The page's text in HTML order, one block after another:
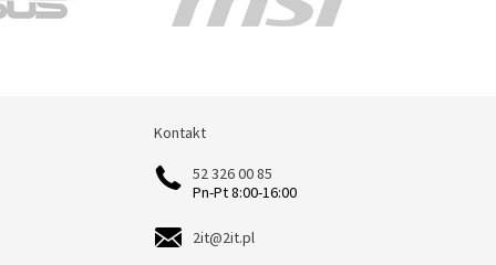
Kontakt
Kontakt
52 326 00 85
Pn-Pt 8:00-16:00
2it@2it.pl